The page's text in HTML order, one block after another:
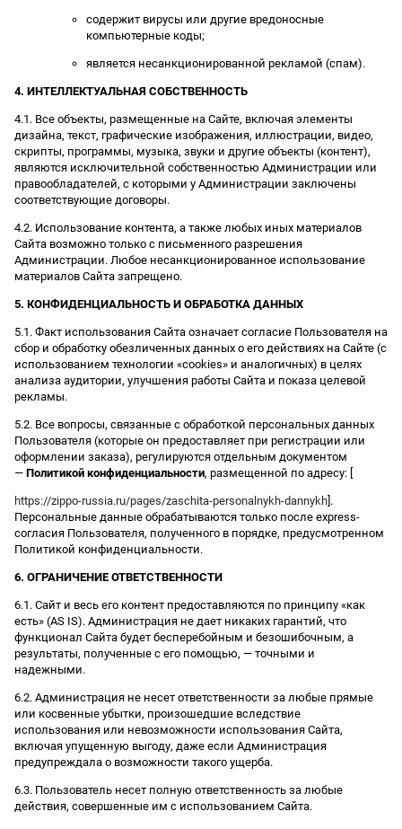
содержит вирусы или другие вредоносные
компьютерные коды;
является несанкционированной рекламой (спам).
4. ИНТЕЛЛЕКТУАЛЬНАЯ СОБСТВЕННОСТЬ
4.1. Все объекты, размещенные на Сайте, включая элементы
дизайна, текст, графические изображения, иллюстрации, видео,
скрипты, программы, музыка, звуки и другие объекты (контент),
являются исключительной собственностью Администрации или
правообладателей, с которыми у Администрации заключены
соответствующие договоры.
4.2. Использование контента, а также любых иных материалов
Сайта возможно только с письменного разрешения
Администрации. Любое несанкционированное использование
материалов Сайта запрещено.
5. КОНФИДЕНЦИАЛЬНОСТЬ И ОБРАБОТКА ДАННЫХ
5.1. Факт использования Сайта означает согласие Пользователя на
сбор и обработку обезличенных данных о его действиях на Сайте (с
использованием технологии «cookies» и аналогичных) в целях
анализа аудитории, улучшения работы Сайта и показа целевой
рекламы.
5.2. Все вопросы, связанные с обработкой персональных данных
Пользователя (которые он предоставляет при регистрации или
оформлении заказа), регулируются отдельным документом
— Политикой конфиденциальности, размещенной по адресу: [
https://zippo-russia.ru/pages/zaschita-personalnykh-dannykh ].
Персональные данные обрабатываются только после express-
согласия Пользователя, полученного в порядке, предусмотренном
Политикой конфиденциальности.
6. ОГРАНИЧЕНИЕ ОТВЕТСТВЕННОСТИ
6.1. Сайт и весь его контент предоставляются по принципу «как
есть» (AS IS). Администрация не дает никаких гарантий, что
функционал Сайта будет бесперебойным и безошибочным, а
результаты, полученные с его помощью, — точными и
надежными.
6.2. Администрация не несет ответственности за любые прямые
или косвенные убытки, произошедшие вследствие
использования или невозможности использования Сайта,
включая упущенную выгоду, даже если Администрация
предупреждала о возможности такого ущерба.
6.3. Пользователь несет полную ответственность за любые
действия, совершенные им с использованием Сайта.